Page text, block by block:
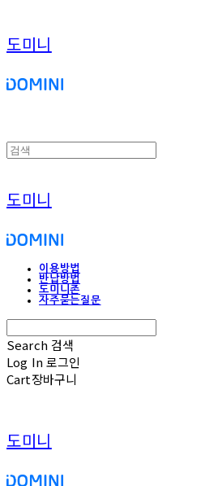
도미니
도미니
이용방법
반납방법
도미니존
자주묻는질문
Search 검색
Log In로그인
Cart장바구니
도미니